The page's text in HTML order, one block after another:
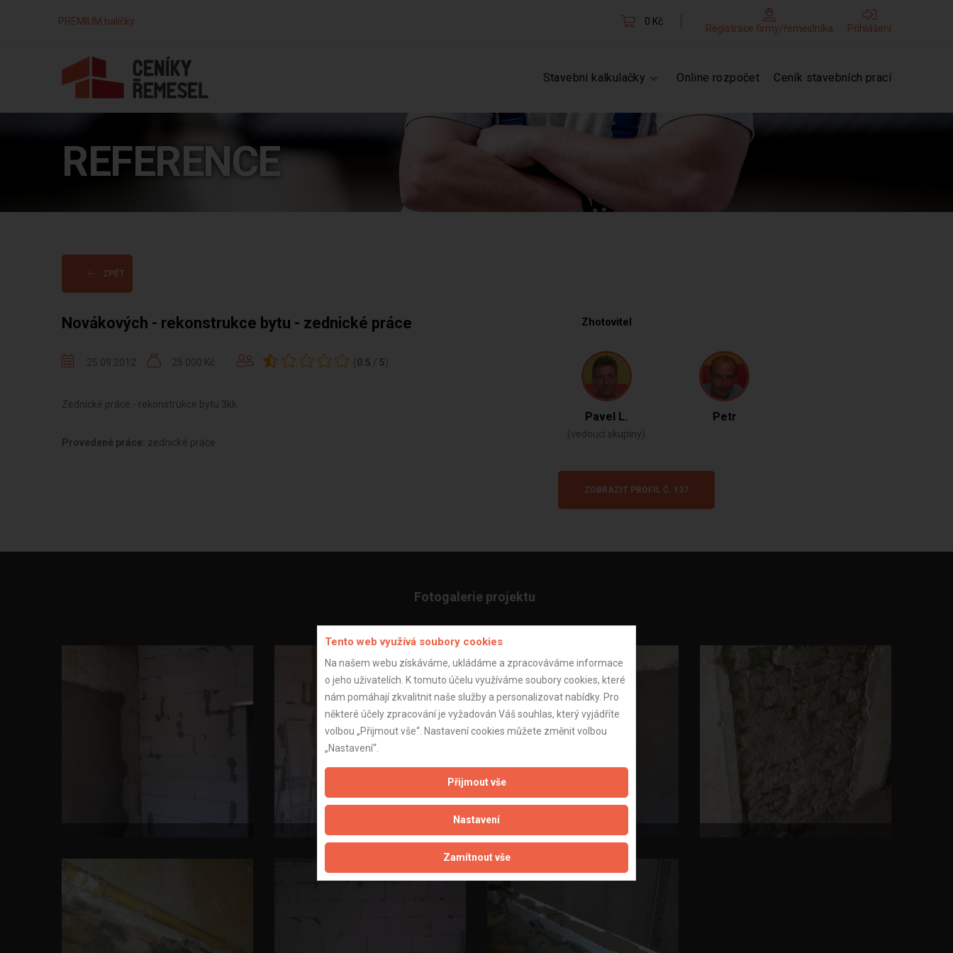
PREMIUM balíčky 0 Kč
Registrace firmy/řemeslníka Přihlášení
Stavební kalkulačky Online rozpočet Ceník stavebních prací
REFERENCE
ZPĚT
Novákových - rekonstrukce bytu - zednické práce
25.09.2012 25 000 Kč (0.5 / 5)
Zednické práce - rekonstrukce bytu 3kk
Provedené práce: zednické práce
Zhotovitel
Pavel L.
(vedoucí skupiny)
Petr
ZOBRAZIT PROFIL Č. 137
Fotogalerie projektu
Tento web využívá soubory cookies
Na našem webu získáváme, ukládáme a zpracováváme informace
o jeho uživatelích. K tomuto účelu využíváme soubory cookies, které
nám pomáhají zkvalitnit naše služby a personalizovat nabídky. Pro
některé účely zpracování je vyžadován Váš souhlas, který vyjádříte
volbou „Přijmout vše“. Nastavení cookies můžete změnit volbou
„Nastavení“.
Přijmout vše
Nastavení
Zamítnout vše